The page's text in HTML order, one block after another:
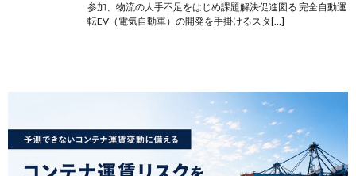
参加、物流の人手不足をはじめ課題解決促進図る 完全自動運
転EV（電気自動車）の開発を手掛けるスタ[…]